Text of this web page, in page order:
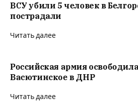
ВСУ убили 5 человек в
пострадали
Читать далее
Российская армия
Васютинское в ДНР
Читать далее